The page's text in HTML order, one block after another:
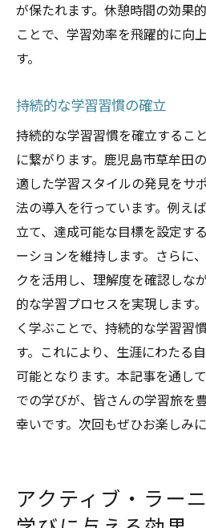
が保たれます。休憩時間の効果
ことで、学習効率を飛躍的に向
す。
持続的な学習習慣の確立
持続的な学習習慣を確立するこ
に繋がります。鹿児島市草牟田
適した学習スタイルの発見をサ
法の導入を行っています。例え
立て、達成可能な目標を設定す
ーションを維持します。さらに
クを活用し、理解度を確認しな
的な学習プロセスを実現します
く学ぶことで、持続的な学習習
す。これにより、生涯にわたる
可能となります。本記事を通し
での学びが、皆さんの学習旅を
幸いです。次回もぜひお楽しみに
アクティブ・ラー